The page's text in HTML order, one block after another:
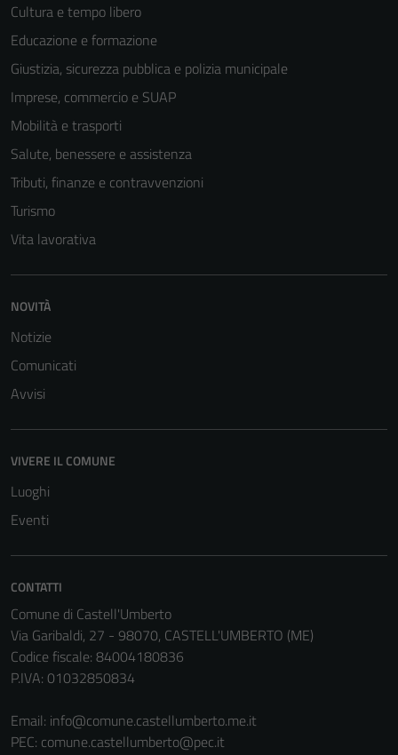
Cultura e tempo libero
Educazione e formazione
Giustizia, sicurezza pubblica e polizia municipale
Imprese, commercio e SUAP
Mobilità e trasporti
Salute, benessere e assistenza
Tributi, finanze e contravvenzioni
Turismo
Vita lavorativa
NOVITÀ
Notizie
Comunicati
Avvisi
VIVERE IL COMUNE
Luoghi
Eventi
CONTATTI
Comune di Castell'Umberto
Via Garibaldi, 27 - 98070, CASTELL'UMBERTO (ME)
Codice fiscale: 84004180836
P.IVA: 01032850834
Email: info@comune.castellumberto.me.it
PEC: comune.castellumberto@pec.it